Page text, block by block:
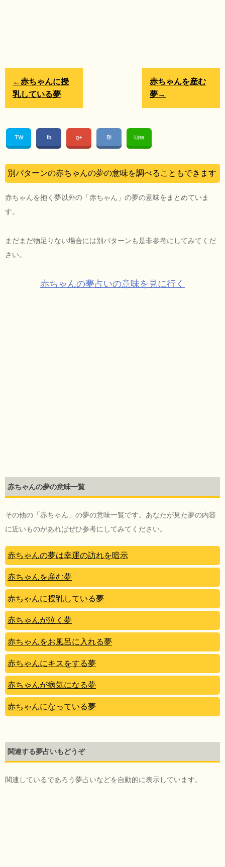
赤ちゃんを産む
夢→
←赤ちゃんに授
乳している夢
TW fb g+ B! Line
別パターンの赤ちゃんの夢の意味を調べることもできます
赤ちゃんを抱く夢以外の「赤ちゃん」の夢の意味をまとめていま
す。
まだまだ物足りない場合には別パターンも是非参考にしてみてくだ
さい。
赤ちゃんの夢占いの意味を見に行く
赤ちゃんの夢の意味一覧
その他の「赤ちゃん」の夢の意味一覧です。あなたが見た夢の内容
に近いものがあればぜひ参考にしてみてください。
赤ちゃんの夢は幸運の訪れを暗示
赤ちゃんを産む夢
赤ちゃんに授乳している夢
赤ちゃんが泣く夢
赤ちゃんをお風呂に入れる夢
赤ちゃんにキスをする夢
赤ちゃんが病気になる夢
赤ちゃんになっている夢
関連する夢占いもどうぞ
関連しているであろう夢占いなどを自動的に表示しています。